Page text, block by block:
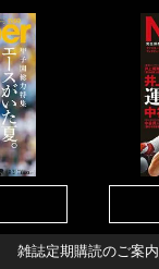
雑誌定期購読のご案内